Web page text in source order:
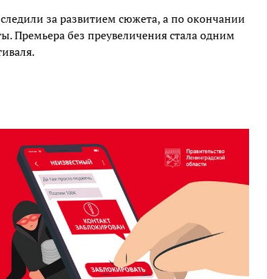
за развитием сюжета, а по окончании
Премьера без преувеличения стала одним